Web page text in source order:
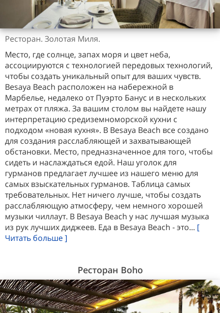
Ресторан. Золотая Миля.
Место, где солнце, запах моря и цвет неба,
ассоциируются с технологией передовых технологий,
чтобы создать уникальный опыт для ваших чувств.
Besaya Beach расположен на набережной в
Марбелье, недалеко от Пуэрто Банус и в нескольких
метрах от пляжа. За вашим столом вы найдете нашу
интерпретацию средиземноморской кухни с
подходом «новая кухня». В Besaya Beach все создано
для создания расслабляющей и захватывающей
обстановки. Место, предназначенное для того, чтобы
сидеть и наслаждаться едой. Наш уголок для
гурманов предлагает лучшее из нашего меню для
самых взыскательных гурманов. Таблица самых
требовательных. Нет ничего лучше, чтобы создать
расслабляющую атмосферу, чем немного хорошей
музыки чиллаут. В Besaya Beach у нас лучшая музыка
из рук лучших диджеев. Еда в Besaya Beach - это... [
Читать больше ]
Ресторан Boho